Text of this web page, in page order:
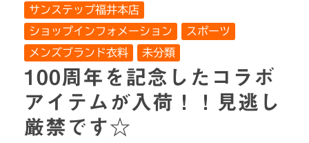
サンステップ福井本店
ショップインフォメーション
スポーツ
メンズブランド衣料
未分類
100周年を記念したコラボ
アイテムが入荷！！見逃し
厳禁です☆